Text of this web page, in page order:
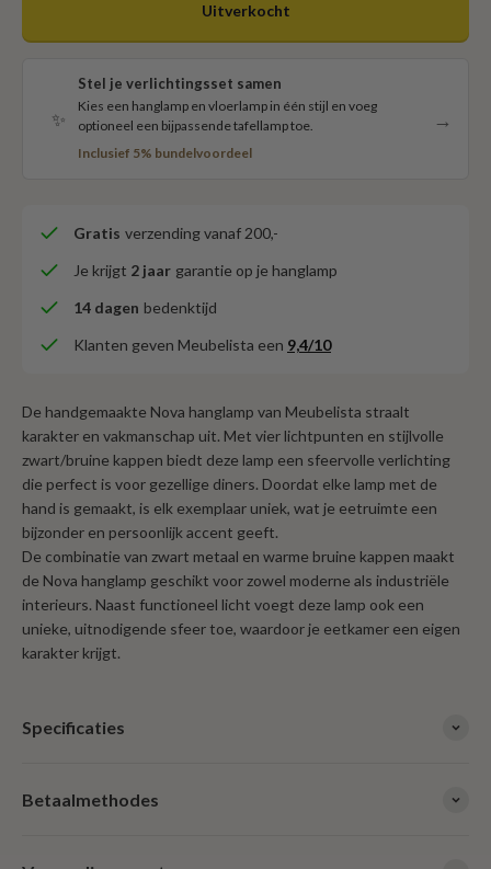
Uitverkocht
✨
Stel je verlichtingsset samen
Kies een hanglamp en vloerlamp in één stijl en voeg
optioneel een bijpassende tafellamp toe.
Inclusief 5% bundelvoordeel
→
Gratis verzending vanaf 200,-
Je krijgt 2 jaar garantie op je hanglamp
14 dagen bedenktijd
Klanten geven Meubelista een 9,4/10
De handgemaakte Nova hanglamp van Meubelista straalt
karakter en vakmanschap uit. Met vier lichtpunten en stijlvolle
zwart/bruine kappen biedt deze lamp een sfeervolle verlichting
die perfect is voor gezellige diners. Doordat elke lamp met de
hand is gemaakt, is elk exemplaar uniek, wat je eetruimte een
bijzonder en persoonlijk accent geeft.
De combinatie van zwart metaal en warme bruine kappen maakt
de Nova hanglamp geschikt voor zowel moderne als industriële
interieurs. Naast functioneel licht voegt deze lamp ook een
unieke, uitnodigende sfeer toe, waardoor je eetkamer een eigen
karakter krijgt.
Specificaties
Betaalmethodes